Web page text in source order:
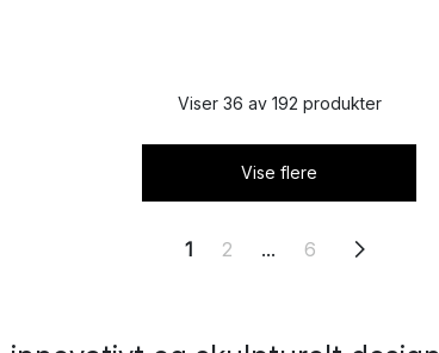
Viser 36 av 192 produkter
Vise flere
1 2 ... 6